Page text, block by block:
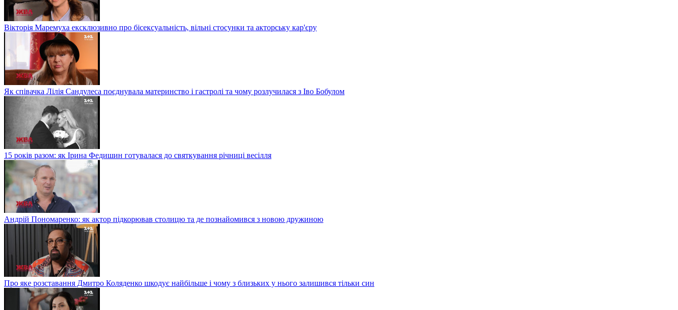
Вікторія Маремуха ексклюзивно про бісексуальність, вільні стосунки та акторську кар'єру
Як співачка Лілія Сандулеса поєднувала материнство і гастролі та чому розлучилася з Іво Бобулом
15 років разом: як Ірина Федишин готувалася до святкування річниці весілля
Андрій Пономаренко: як актор підкорював столицю та де познайомився з новою дружиною
Про яке розставання Дмитро Коляденко шкодує найбільше і чому з близьких у нього залишився тільки син